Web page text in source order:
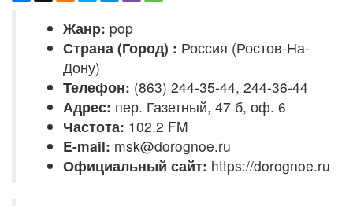
Жанр: pop
Страна (Город) : Россия (Ростов-На-
Дону)
Телефон: (863) 244-35-44, 244-36-44
Адрес: пер. Газетный, 47 б, оф. 6
Частота: 102.2 FM
E-mail: msk@dorognoe.ru
Официальный сайт: https://dorognoe.ru